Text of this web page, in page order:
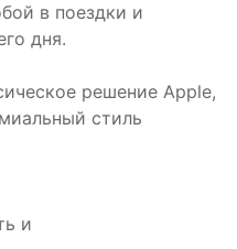
в поездки и
дня.
решение Apple,
стиль
и